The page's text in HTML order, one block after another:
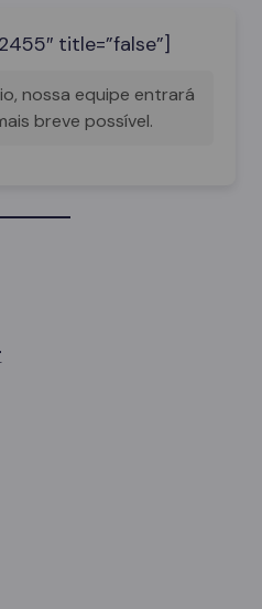
title=”false”]
nossa equipe entrará
breve possível.